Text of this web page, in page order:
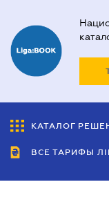
КАТАЛОГ
ВСЕ ТАРИФЫ